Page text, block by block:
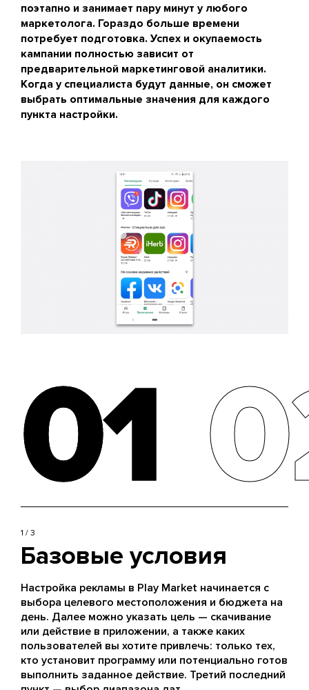
поэтапно и занимает пару минут у любого
маркетолога. Гораздо больше времени
потребует подготовка. Успех и окупаемость
кампании полностью зависит от
предварительной маркетинговой аналитики.
Когда у специалиста будут данные, он сможет
выбрать оптимальные значения для каждого
пункта настройки.
01
01
Базовые условия
1 / 3
Настройка рекламы в Play Market начинается с
выбора целевого местоположения и бюджета на
день. Далее можно указать цель — скачивание
или действие в приложении, а также каких
пользователей вы хотите привлечь: только тех,
кто установит программу или потенциально готов
выполнить заданное действие. Третий последний